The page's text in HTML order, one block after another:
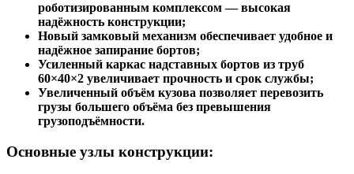
роботизированным комплексом — высокая
надёжность конструкции;
Новый замковый механизм обеспечивает удобное и
надёжное запирание бортов;
Усиленный каркас надставных бортов из труб
60×40×2 увеличивает прочность и срок службы;
Увеличенный объём кузова позволяет перевозить
грузы большего объёма без превышения
грузоподъёмности.
Основные узлы конструкции: